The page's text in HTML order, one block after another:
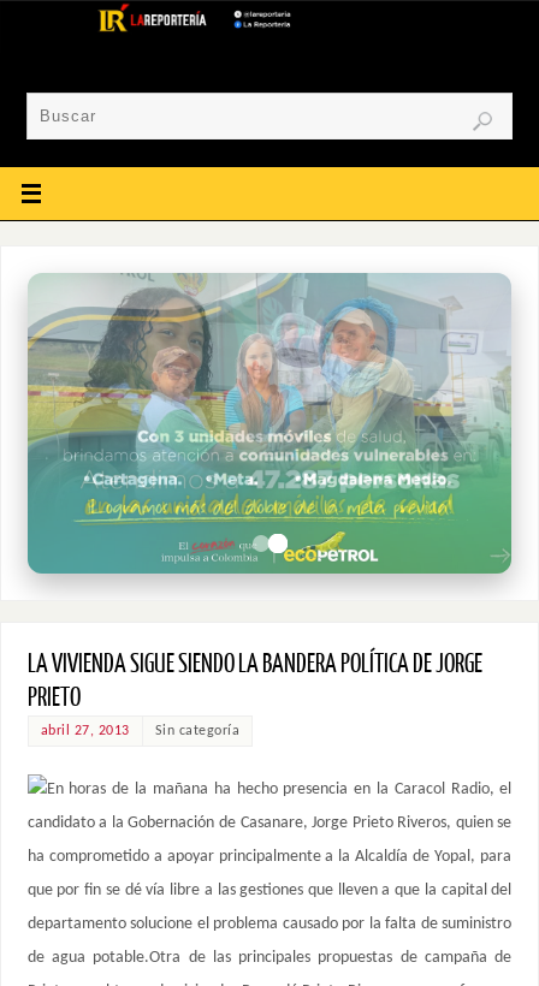
LA VIVIENDA SIGUE SIENDO LA BANDERA POLÍTICA DE JORGE
PRIETO
abril 27, 2013 Sin categoría
En horas de la mañana ha hecho presencia en la Caracol Radio, el
candidato a la Gobernación de Casanare, Jorge Prieto Riveros, quien se
ha comprometido a apoyar principalmente a la Alcaldía de Yopal, para
que por fin se dé vía libre a las gestiones que lleven a que la capital del
departamento solucione el problema causado por la falta de suministro
de agua potable.Otra de las principales propuestas de campaña de